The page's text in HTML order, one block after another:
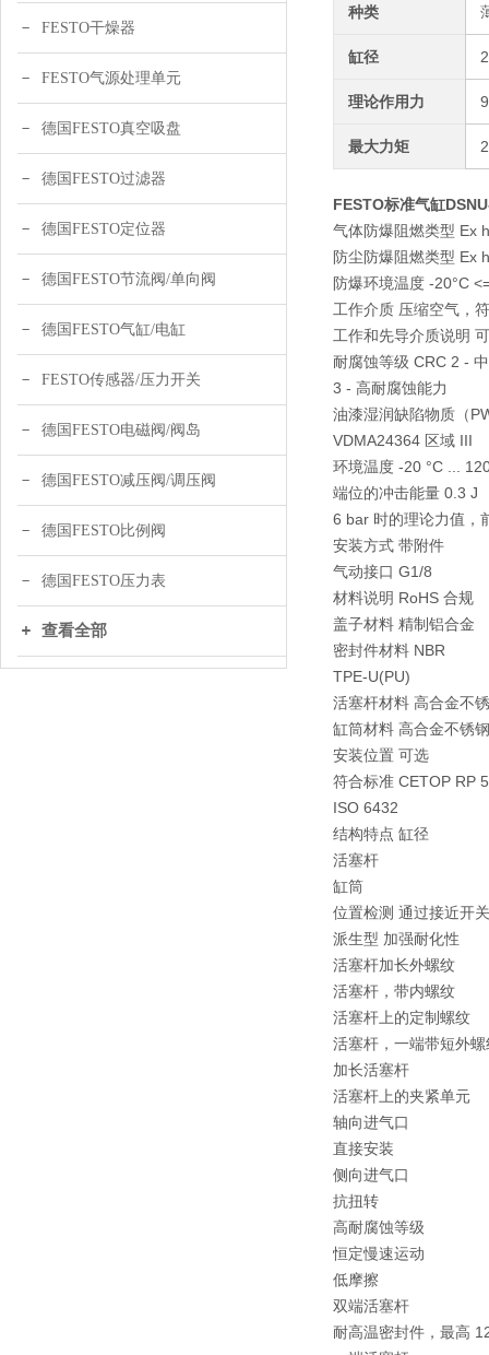
FESTO干燥器
FESTO气源处理单元
德国FESTO真空吸盘
德国FESTO过滤器
德国FESTO定位器
德国FESTO节流阀/单向阀
德国FESTO气缸/电缸
FESTO传感器/压力开关
德国FESTO电磁阀/阀岛
德国FESTO减压阀/调压阀
德国FESTO比例阀
德国FESTO压力表
查看全部
种类
缸径
理论作用力
最大力矩
FESTO标准气缸
气体防爆阻燃类型 Ex
防尘防爆阻燃类型 Ex
防爆环境温度 -20°C
工作介质 压缩空气，
工作和先导介质说明
耐腐蚀等级 CRC 2 -
3 - 高耐腐蚀能力
油漆湿润缺陷物质（
VDMA24364 区域 III
环境温度 -20 °C ...
端位的冲击能量 0.3 J
6 bar 时的理论力值，
安装方式 带附件
气动接口 G1/8
材料说明 RoHS 合规
盖子材料 精制铝合金
密封件材料 NBR
TPE-U(PU)
活塞杆材料 高合金不
缸筒材料 高合金不锈钢
安装位置 可选
符合标准 CETOP RP
ISO 6432
结构特点 缸径
活塞杆
缸筒
位置检测 通过接近开关
派生型 加强耐化性
活塞杆加长外螺纹
活塞杆，带内螺纹
活塞杆上的定制螺纹
活塞杆，一端带短外螺
加长活塞杆
活塞杆上的夹紧单元
轴向进气口
直接安装
侧向进气口
抗扭转
高耐腐蚀等级
恒定慢速运动
低摩擦
双端活塞杆
耐高温密封件，最高